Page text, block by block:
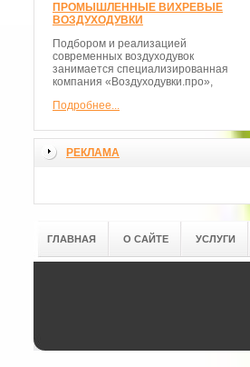
ПРОМЫШЛЕННЫЕ ВИХРЕВЫЕ
ВОЗДУХОДУВКИ
Подбором и реализацией
современных воздуходувок
занимается специализированная
компания «Воздуходувки.про»,
Подробнее...
РЕКЛАМА
ГЛАВНАЯ О САЙТЕ УСЛУГИ